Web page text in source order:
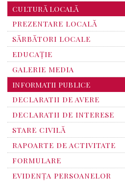
CULTURĂ LOCALĂ
PREZENTARE LOCALĂ
SĂRBĂTORI LOCALE
EDUCAȚIE
GALERIE MEDIA
INFORMATII PUBLICE
DECLARATII DE AVERE
DECLARATII DE INTERESE
STARE CIVILĂ
RAPOARTE DE ACTIVITATE
FORMULARE
EVIDENȚA PERSOANELOR